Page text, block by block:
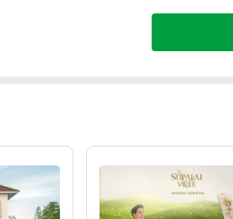
หลังใหญ่ รายล้อมไปด้วยธรรมชาติและพื้นที่สี
Como Ladkrabang-
มต้น 100 ตร.ว. บนพื้นที่ใช้สอยใหญ่โตถึง
องการเปิดขายเฟส 2 นั่นเองค่ะ สำหรับใค
ปด้วยธรรมชาติ และยังอยู่ใกล้สนามบินสุวร